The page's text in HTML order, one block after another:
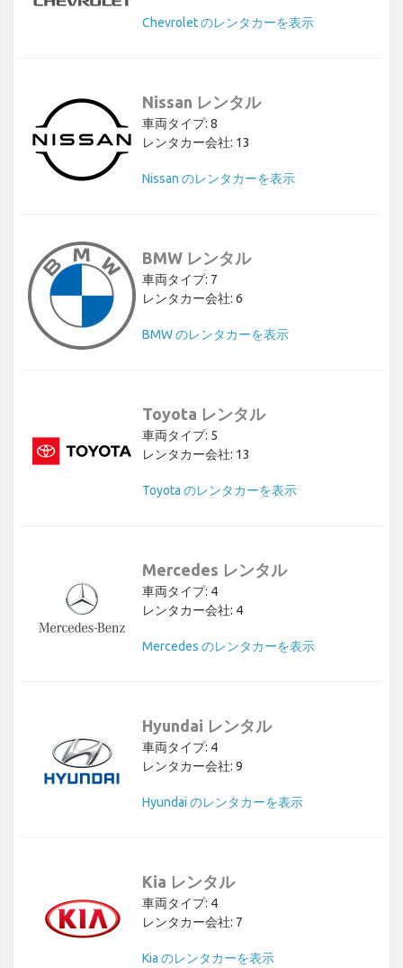
Chevrolet のレンタカーを表示
Nissan レンタル
車両タイプ: 8
レンタカー会社: 13
Nissan のレンタカーを表示
BMW レンタル
車両タイプ: 7
レンタカー会社: 6
BMW のレンタカーを表示
Toyota レンタル
車両タイプ: 5
レンタカー会社: 13
Toyota のレンタカーを表示
Mercedes レンタル
車両タイプ: 4
レンタカー会社: 4
Mercedes のレンタカーを表示
Hyundai レンタル
車両タイプ: 4
レンタカー会社: 9
Hyundai のレンタカーを表示
Kia レンタル
車両タイプ: 4
レンタカー会社: 7
Kia のレンタカーを表示